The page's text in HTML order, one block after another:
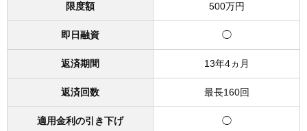
限度額 500万円
即日融資 ◯
返済期間 13年4ヵ月
返済回数 最長160回
適用金利の引き下げ ◯